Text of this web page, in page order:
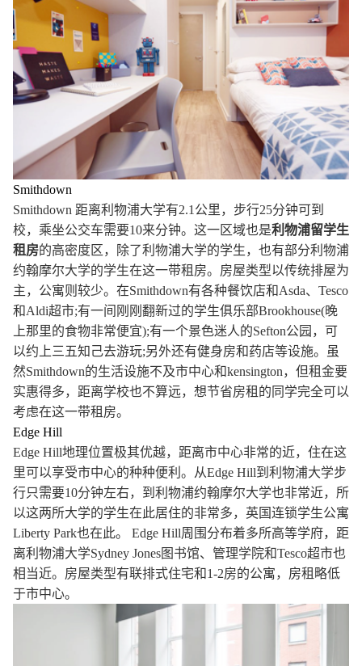
Smithdown
Smithdown 距离利物浦大学有2.1公里，步行25分钟可到
校，乘坐公交车需要10来分钟。这一区域也是利物浦留学生
租房的高密度区，除了利物浦大学的学生，也有部分利物浦
约翰摩尔大学的学生在这一带租房。房屋类型以传统排屋为
主，公寓则较少。在Smithdown有各种餐饮店和Asda、Tesco
和Aldi超市;有一间刚刚翻新过的学生俱乐部Brookhouse(晚
上那里的食物非常便宜);有一个景色迷人的Sefton公园，可
以约上三五知己去游玩;另外还有健身房和药店等设施。虽
然Smithdown的生活设施不及市中心和kensington，但租金要
实惠得多，距离学校也不算远，想节省房租的同学完全可以
考虑在这一带租房。
Edge Hill
Edge Hill地理位置极其优越，距离市中心非常的近，住在这
里可以享受市中心的种种便利。从Edge Hill到利物浦大学步
行只需要10分钟左右，到利物浦约翰摩尔大学也非常近，所
以这两所大学的学生在此居住的非常多，英国连锁学生公寓
Liberty Park也在此。 Edge Hill周围分布着多所高等学府，距
离利物浦大学Sydney Jones图书馆、管理学院和Tesco超市也
相当近。房屋类型有联排式住宅和1-2房的公寓，房租略低
于市中心。